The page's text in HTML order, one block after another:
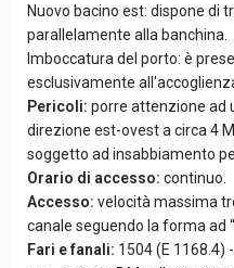
Nuovo bacino est: dispone di
parallelamente alla banchina.
Imboccatura del porto: è
esclusivamente
Pericoli: porre attenzione ad
direzione est-ovest a circa 4
soggetto ad insabbiamento
Orario di accesso: continuo.
Accesso: velocità massima
canale seguendo la forma ad
Fari e fanali: 1504 (E 1168.4)